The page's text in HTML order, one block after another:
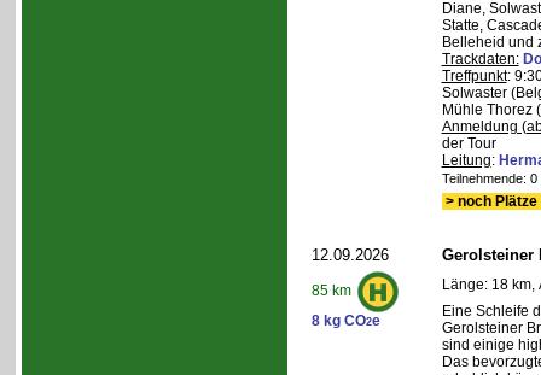
Diane,
Statte,
Belleheid und
Trackdaten:
Treffpunkt:
Solwaster
Mühle Thorez
Anmeldung
der Tour
Leitung:
Teilnehmende:
> noch
12.09.2026
85 km
8 kg CO2e
Gerolsteiner
Länge: 18 km,
Eine Schleife
Gerolsteiner
sind einige
Das